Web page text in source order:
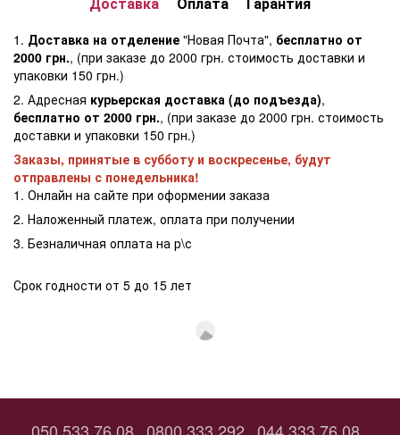
1. Доставка на отделение "Новая Почта", бесплатно от
2000 грн., (при заказе до 2000 грн. стоимость доставки и
упаковки 150 грн.)
2. Адресная курьерская доставка (до подъезда),
бесплатно от 2000 грн., (при заказе до 2000 грн. стоимость
доставки и упаковки 150 грн.)
Заказы, принятые в субботу и воскресенье, будут
отправлены с понедельника!
1. Онлайн на сайте при оформении заказа
2. Наложенный платеж, оплата при получении
3. Безналичная оплата на р\с
Срок годности от 5 до 15 лет
050 533 76 08 0800 333 292 044 333 76 08